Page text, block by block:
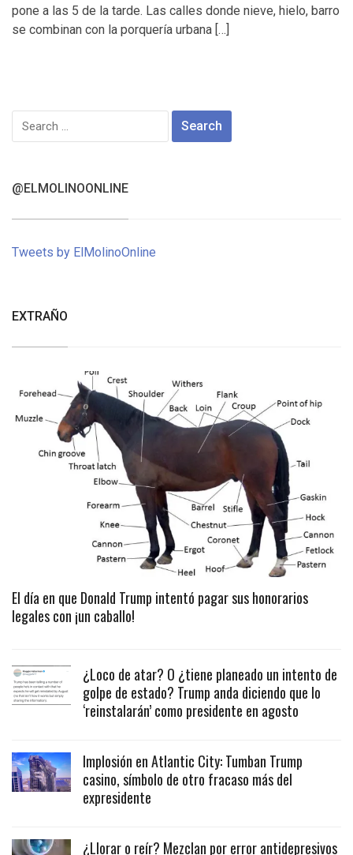
pone a las 5 de la tarde. Las calles donde nieve, hielo, barro
se combinan con la porquería urbana […]
Search
for:
@ELMOLINOONLINE
Tweets by ElMolinoOnline
EXTRAÑO
El día en que Donald Trump intentó pagar sus honorarios
legales con ¡un caballo!
¿Loco de atar? O ¿tiene planeado un intento de
golpe de estado? Trump anda diciendo que lo
‘reinstalarán’ como presidente en agosto
Implosión en Atlantic City: Tumban Trump
casino, símbolo de otro fracaso más del
expresidente
¿Llorar o reír? Mezclan por error antidepresivos